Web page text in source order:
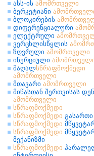
ასს-ის ამომრთველი
ბერკეტიანი
ბლოკირების
დიფერენციალური
ელექტრული
ვერცხლისწყლის
ზღვრული ამომრთველი
ინერციული
მაღალსწრაფმოქმედი
ამომრთველი
მთავარი ამომრთველი
მიწასთან შერთვისას
ამომრთველი
სწრაფმოქმედი
სწრაფმოქმედი გასართი
სწრაფმოქმედი
სწრაფმოქმედი
მექანიზმი
სწრაფმოქმედი